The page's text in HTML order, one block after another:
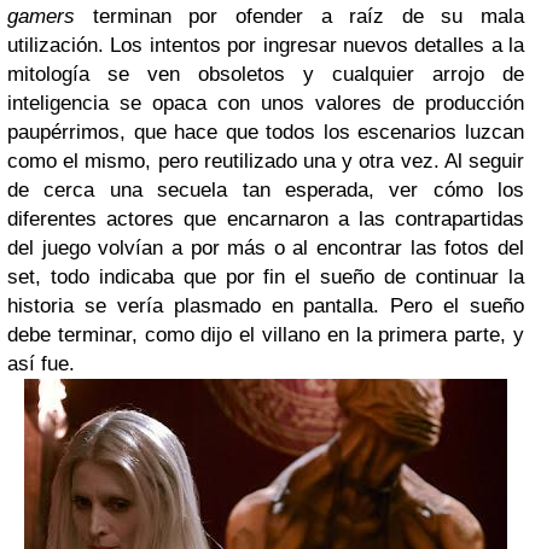
gamers terminan por ofender a raíz de su mala
utilización. Los intentos por ingresar nuevos detalles a la
mitología se ven obsoletos y cualquier arrojo de
inteligencia se opaca con unos valores de producción
paupérrimos, que hace que todos los escenarios luzcan
como el mismo, pero reutilizado una y otra vez. Al seguir
de cerca una secuela tan esperada, ver cómo los
diferentes actores que encarnaron a las contrapartidas
del juego volvían a por más o al encontrar las fotos del
set, todo indicaba que por fin el sueño de continuar la
historia se vería plasmado en pantalla. Pero el sueño
debe terminar, como dijo el villano en la primera parte, y
así fue.